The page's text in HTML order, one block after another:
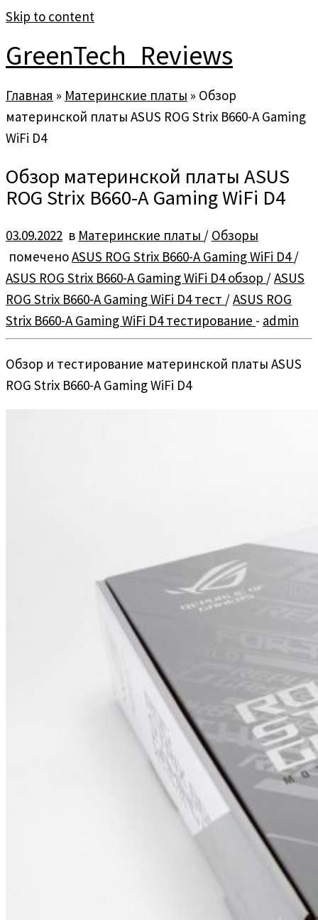
Skip to content
GreenTech_Reviews
Главная » Материнские платы » Обзор
материнской платы ASUS ROG Strix B660-A Gaming
WiFi D4
Обзор материнской платы ASUS
ROG Strix B660-A Gaming WiFi D4
03.09.2022 в Материнские платы / Обзоры
помеченоASUS ROG Strix B660-A Gaming WiFi D4/
ASUS ROG Strix B660-A Gaming WiFi D4 обзор /ASUS
ROG Strix B660-A Gaming WiFi D4 тест /ASUS ROG
Strix B660-A Gaming WiFi D4 тестирование - admin
Обзор и тестирование материнской платы ASUS
ROG Strix B660-A Gaming WiFi D4